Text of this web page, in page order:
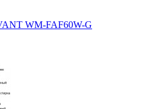
WM-FAF60W-G